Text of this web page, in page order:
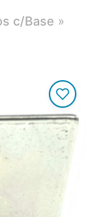
c/Base »